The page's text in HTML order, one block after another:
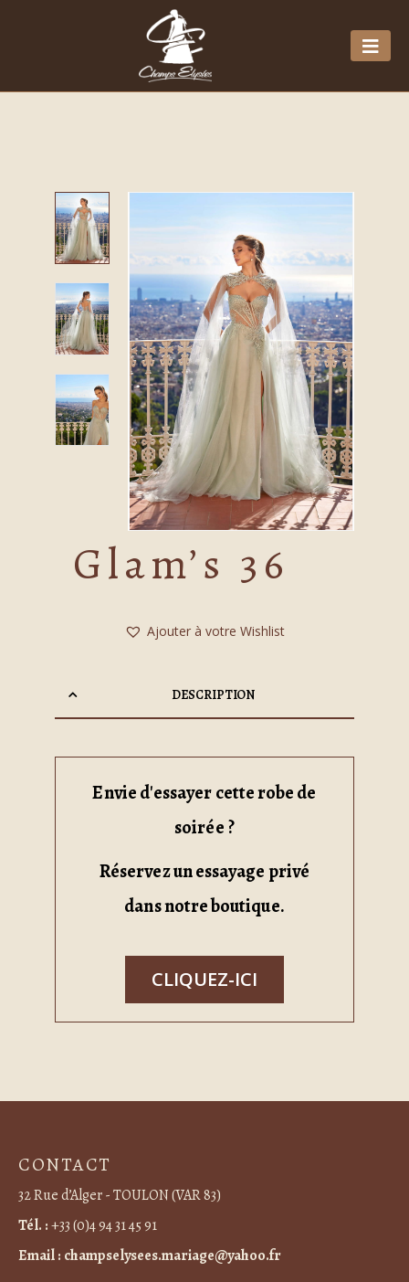
Glam’s 36
Ajouter à votre Wishlist
DESCRIPTION
Envie d'essayer cette robe de
soirée ?
Réservez un essayage privé
dans notre boutique.
CLIQUEZ-ICI
CONTACT
32 Rue d’Alger - TOULON (VAR 83)
Tél. :+33 (0)4 94 31 45 91
Email : champselysees.mariage@yahoo.fr